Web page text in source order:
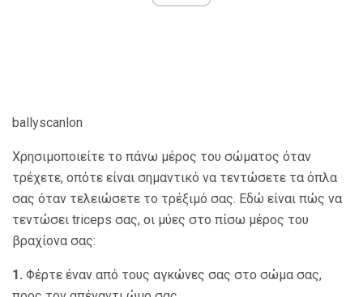
ballyscanlon
Χρησιμοποιείτε το πάνω μέρος του σώματος όταν
τρέχετε, οπότε είναι σημαντικό να τεντώσετε τα όπλα
σας όταν τελειώσετε το τρέξιμό σας. Εδώ είναι πώς να
τεντώσει triceps σας, οι μύες στο πίσω μέρος του
βραχίονα σας:
1. Φέρτε έναν από τους αγκώνες σας στο σώμα σας,